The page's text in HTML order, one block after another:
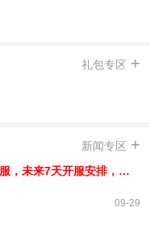
礼包专区 +
新闻专区 +
《异界修真-天天送2000》今日新开区服，未来7天开服安排，已开区服
09-29